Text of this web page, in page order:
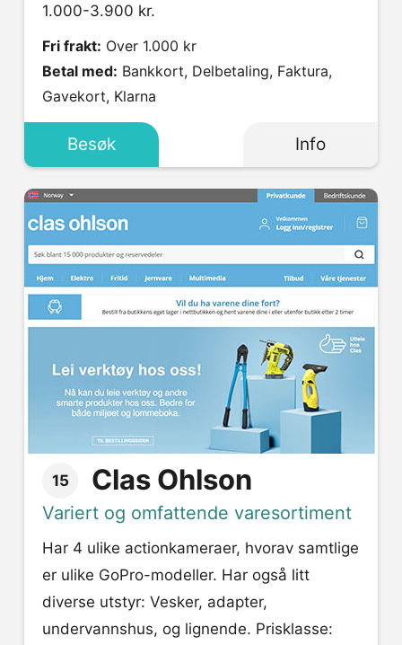
1.000-3.900 kr.
Fri frakt: Over 1.000 kr
Betal med:
Gavekort, Klarna
Besøk Info
15 Clas Ohlson
Variert og omfattende varesortiment
Har 4 ulike actionkameraer, hvorav samtlige
er ulike GoPro-modeller. Har også litt
diverse utstyr: Vesker, adapter,
undervannshus, og lignende. Prisklasse: